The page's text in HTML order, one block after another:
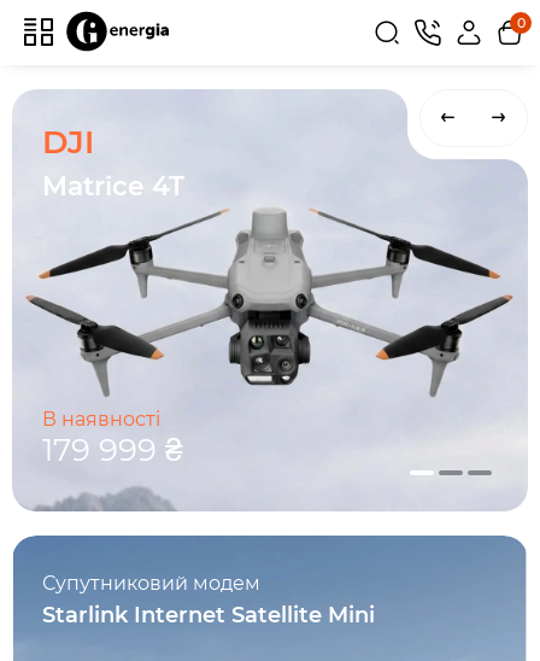
0
DJI
Matrice 4T
В наявності
179 999 ₴
Супутниковий модем
Starlink Internet Satellite Mini